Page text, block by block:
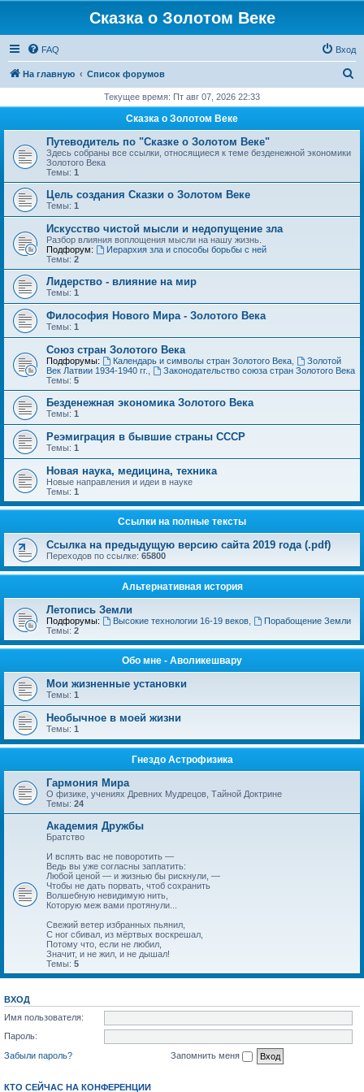
Сказка о Золотом Веке
FAQ Вход
На главную Список форумов
с
Текущее время: Пт авг 07, 2026 22:33
Сказка о Золотом Веке
Путеводитель по "Сказке о Золотом Веке"
Здесь собраны все ссылки, относящиеся к теме безденежной экономики
Золотого Века
Темы: 1
Цель создания Сказки о Золотом Веке
Темы: 1
Искусство чистой мысли и недопущение зла
Разбор влияния воплощения мысли на нашу жизнь.
Подфорум:
Иерархия зла и способы борьбы с ней
Темы: 2
Лидерство - влияние на мир
Темы: 1
Философия Нового Мира - Золотого Века
Темы: 1
Cоюз стран Золотого Века
Подфорумы: Календарь и символы стран Золотого Века,
Золотой
Век Латвии 1934-1940 гг.
Законодательство союза стран Золотого Века
Темы: 5
Безденежная экономика Золотого Века
Темы: 1
Реэмиграция в бывшие страны СССР
Темы: 1
Новая наука, медицина, техника
Новые направления и идеи в науке
Темы: 1
Ссылки на полные тексты
Ссылка на предыдущую версию сайта 2019 года (.pdf)
Переходов по ссылке: 65800
Альтернативная история
Летопись Земли
Подфорумы: Высокие технологии 16-19 веков,
Порабощение Земли
Темы: 2
Обо мне - Аволикешвару
Мои жизненные установки
Темы: 1
Необычное в моей жизни
Темы: 1
Гнездо Астрофизика
Гармония Мира
О физике, учениях Древних Мудрецов, Тайной Доктрине
Темы: 24
Академия Дружбы
Братство
И вспять вас не поворотить —
Ведь вы уже согласны заплатить:
Любой ценой — и жизнью бы рискнули, —
Чтобы не дать порвать, чтоб сохранить
Волшебную невидимую нить,
Которую меж вами протянули...
Свежий ветер избранных пьянил,
С ног сбивал, из мёртвых воскрешал,
Потому что, если не любил,
Значит, и не жил, и не дышал!
Темы: 5
ВХОД
Имя пользователя:
Пароль:
Забыли пароль?
Запомнить меня
КТО СЕЙЧАС НА КОНФЕРЕНЦИИ